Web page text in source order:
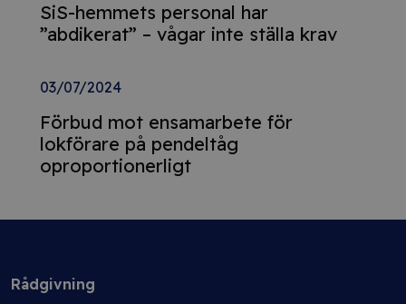
SiS-hemmets personal har
”abdikerat” – vågar inte ställa krav
03/07/2024
Förbud mot ensamarbete för
lokförare på pendeltåg
oproportionerligt
Rådgivning